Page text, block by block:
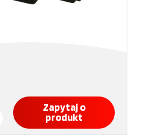
Zapytaj o
produkt